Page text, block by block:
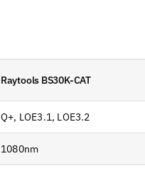
Raytools BS30K-CAT
Q+, LOE3.1, LOE3.2
1080nm